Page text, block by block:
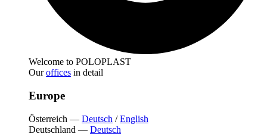
Welcome to POLOPLAST
Ouroffices in detail
Europe
Österreich — Deutsch /English
Deutschland — Deutsch